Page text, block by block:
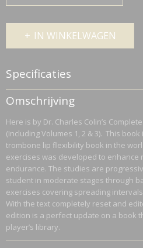
IN WINKELWAGEN
Specificaties
Netto gewicht
0,30 Kg
Bruto gewicht
0,30 Kg
Omschrijving
Here is by Dr. Charles Colin’s
(Including Volumes 1, 2 & 3). This
trombone lip flexibility book in the
exercises was developed to enhance
endurance. The studies are
student in moderate stages through
exercises covering spreading
With the text completely reset and
edition is a perfect update on a book
player’s library.